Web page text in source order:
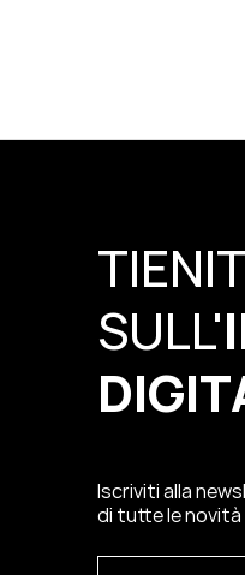
SULL'
Iscriviti alla
di tutte le novità